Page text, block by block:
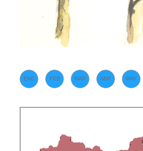
ENE FEB MAR ABR MAY